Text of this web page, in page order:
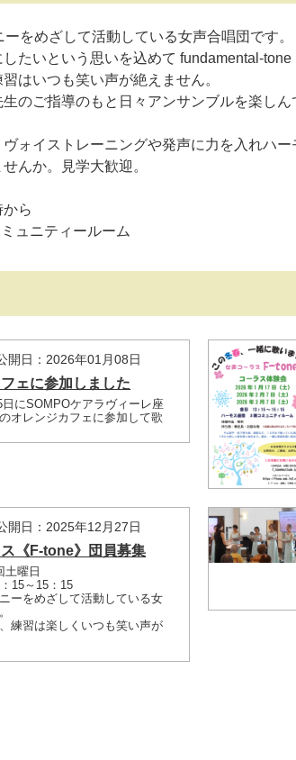
をめざして活動している女声合唱団です。
たいという思いを込めて fundamental-tone
はいつも笑い声が絶えません。
のご指導のもと日々アンサンブルを楽しん
ォイストレーニングや発声に力を入れハ
んか。見学大歓迎。
ら
ュニティールーム
開日：2026年01月08日
ェに参加しました
日にSOMPOケアラヴィーレ座
オレンジカフェに参加して歌
開日：2025年12月27日
《F-tone》団員募集
土曜日
15～15：15
ーをめざして活動している女
練習は楽しくいつも笑い声が